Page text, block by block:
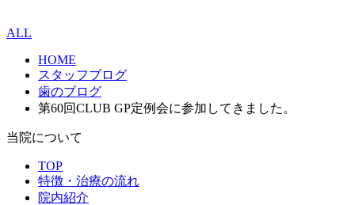
ALL
HOME
スタッフブログ
歯のブログ
第60回CLUB GP定例会に参加してきました。
当院について
TOP
特徴・治療の流れ
院内紹介